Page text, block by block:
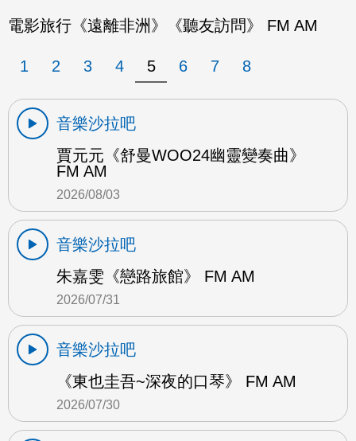
電影旅行《遠離非洲》《聽友訪問》 FM AM
1 2 3 4 5 6 7 8
音樂沙拉吧
賈元元《舒曼WOO24幽靈變奏曲》
FM AM
2026/08/03
音樂沙拉吧
朱嘉雯《戀路旅館》 FM AM
2026/07/31
音樂沙拉吧
《東也圭吾~深夜的口琴》 FM AM
2026/07/30